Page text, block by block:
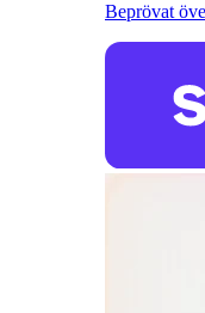
Beprövat